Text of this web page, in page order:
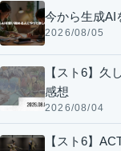
今から生成AI
2026/08/05
【スト6】久
感想
2026/08/04
【スト6】